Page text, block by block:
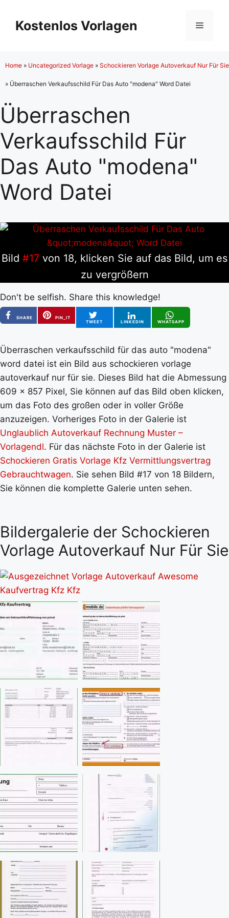
Inhalt
springen
Kostenlos Vorlagen Menü
Home » Uncategorized Vorlage » Schockieren Vorlage Autoverkauf Nur Für Sie
» Überraschen Verkaufsschild Für Das Auto "modena" Word Datei
Überraschen
Verkaufsschild Für
Das Auto "modena"
Word Datei
Bild #17 von 18, klicken Sie auf das Bild, um es
zu vergrößern
Don't be selfish. Share this knowledge!
SHARE
PIN_IT
TWEET
LINKEDIN WHATSAPP
Überraschen verkaufsschild für das auto "modena"
word datei ist ein Bild aus schockieren vorlage
autoverkauf nur für sie. Dieses Bild hat die Abmessung
609 x 857 Pixel, Sie können auf das Bild oben klicken,
um das Foto des großen oder in voller Größe
anzuzeigen. Vorheriges Foto in der Galerie ist
Unglaublich Autoverkauf Rechnung Muster –
Vorlagendl. Für das nächste Foto in der Galerie ist
Schockieren Gratis Vorlage Kfz Vermittlungsvertrag
Gebrauchtwagen. Sie sehen Bild #17 von 18 Bildern,
Sie können die komplette Galerie unten sehen.
Bildergalerie der Schockieren
Vorlage Autoverkauf Nur Für Sie